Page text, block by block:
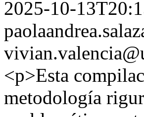
2025-10-
<p>Esta
metodología